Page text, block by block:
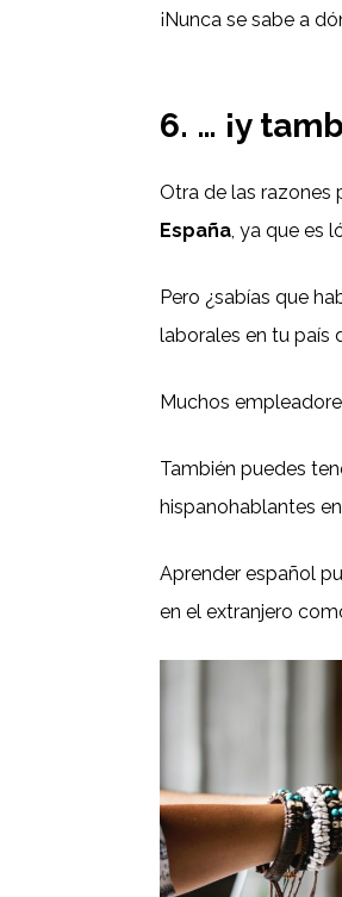
¡Nunca se sabe a
6. … ¡y
Otra de las razones
España, ya que es
Pero ¿sabías que
laborales en tu país
Muchos
También puedes
hispanohablantes
Aprender español
en el extranjero